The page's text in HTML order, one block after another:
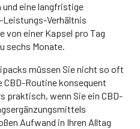
und eine langfristige
Leistungs-Verhältnis
von einer Kapsel pro Tag
sechs Monate.
müssen Sie nicht so oft
CBD-Routine konsequent
praktisch, wenn Sie ein CBD-
Aufwand in Ihren Alltag